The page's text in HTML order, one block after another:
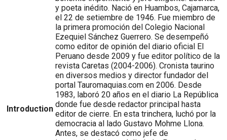
Introduction
y poeta inédito. Nació en Huambos, Cajamarca,
el 22 de setiembre de 1946. Fue miembro de
la primera promoción del Colegio Nacional
Ezequiel Sánchez Guerrero. Se desempeñó
como editor de opinión del diario oficial El
Peruano desde 2009 y fue editor político de la
revista Caretas (2004-2006). Cronista taurino
en diversos medios y director fundador del
portal Tauromaquias.com en 2006. Desde
1983, laboró 20 años en el diario La República
donde fue desde redactor principal hasta
editor de cierre. En esta trinchera, luchó por la
democracia al lado Gustavo Mohme Llona.
Antes, se destacó como jefe de